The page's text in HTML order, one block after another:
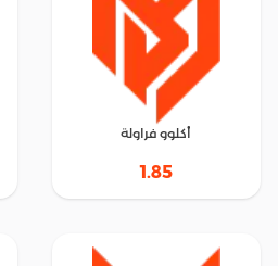
أكلوو فراولة
1.85